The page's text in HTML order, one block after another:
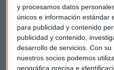
y procesamos datos
únicos e información estándar
para publicidad y contenido
publicidad y contenido,
desarrollo de servicios. Con su
nuestros socios podemos
geográfica precisa e
cliente final que bien podría
Traducido al mercado, vemos
tradicionales grandes marcas
digo pequeños vendedores